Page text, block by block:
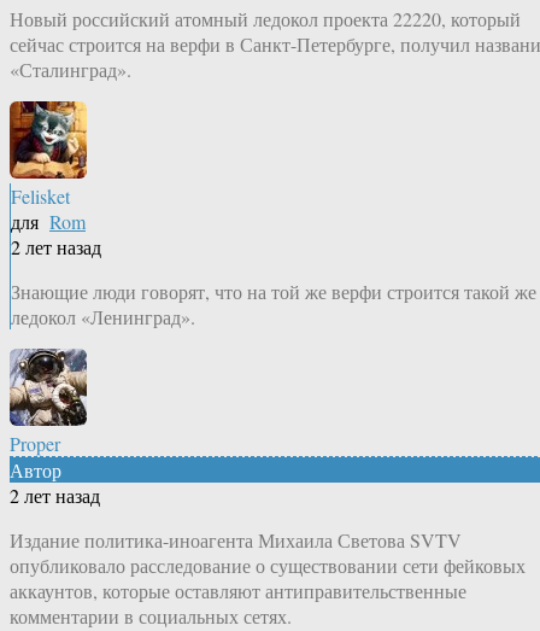
Новый российский атомный ледокол проекта 22220, который
сейчас строится на верфи в Санкт-Петербурге, получил
«Сталинград».
Felisket
для Rom
2 лет назад
Знающие люди говорят, что на той же верфи строится такой же
ледокол «Ленинград».
Proper
Автор
2 лет назад
Издание политика-иноагента Михаила Светова SVTV
опубликовало расследование о существовании сети фейковых
аккаунтов, которые оставляют антиправительственные
комментарии в социальных сетях.